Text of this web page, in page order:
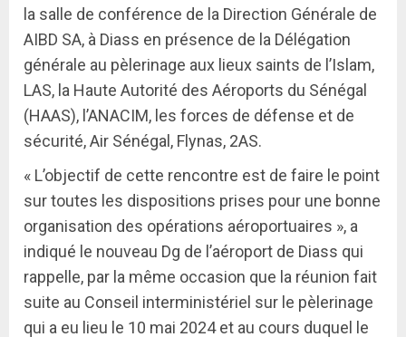
la salle de conférence de la Direction Générale de
AIBD SA, à Diass en présence de la Délégation
générale au pèlerinage aux lieux saints de l’Islam,
LAS, la Haute Autorité des Aéroports du Sénégal
(HAAS), l’ANACIM, les forces de défense et de
sécurité, Air Sénégal, Flynas, 2AS.
« L’objectif de cette rencontre est de faire le point
sur toutes les dispositions prises pour une bonne
organisation des opérations aéroportuaires », a
indiqué le nouveau Dg de l’aéroport de Diass qui
rappelle, par la même occasion que la réunion fait
suite au Conseil interministériel sur le pèlerinage
qui a eu lieu le 10 mai 2024 et au cours duquel le